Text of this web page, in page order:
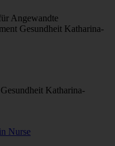
Angewandte
Gesundheit Katharina-
Katharina-
Nurse